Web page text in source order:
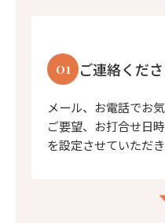
01 ご連絡くだ
メール、お電話でお
ご要望、お打合せ日
を設定させていただき